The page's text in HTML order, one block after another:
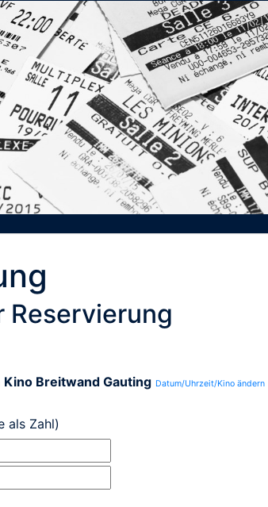
Reservierung
Kino Breitwand Gauting Datum/Uhrzeit/Kino ändern
als Zahl)